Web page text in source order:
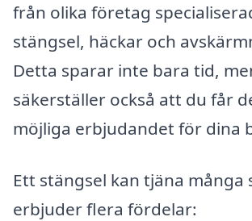
från olika företag
stängsel, häckar och
Detta sparar inte bara tid,
säkerställer också att du får
möjliga erbjudandet för dina
Ett stängsel kan tjäna många
erbjuder flera fördelar: